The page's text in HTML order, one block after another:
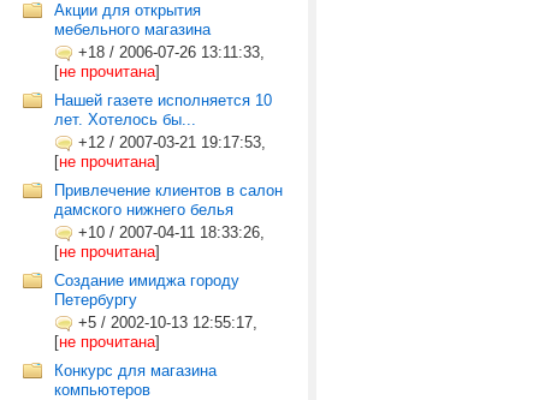
Акции для открытия
мебельного магазина
+18 / 2006-07-26 13:11:33,
[не прочитана]
Нашей газете исполняется 10
лет. Хотелось бы...
+12 / 2007-03-21 19:17:53,
[не прочитана]
Привлечение клиентов в салон
дамского нижнего белья
+10 / 2007-04-11 18:33:26,
[не прочитана]
Создание имиджа городу
Петербургу
+5 / 2002-10-13 12:55:17,
[не прочитана]
Конкурс для магазина
компьютеров